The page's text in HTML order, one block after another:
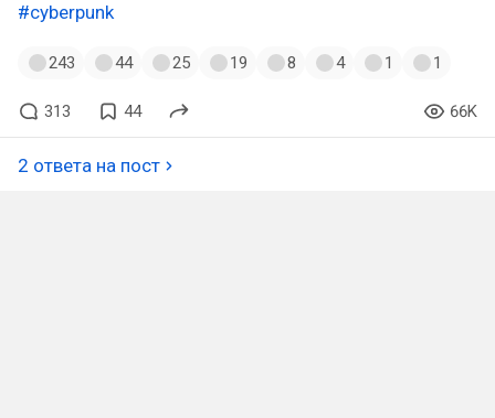
#cyberpunk
243 44 25 19 8 4 1 1
313 44 66K
2 ответа на пост